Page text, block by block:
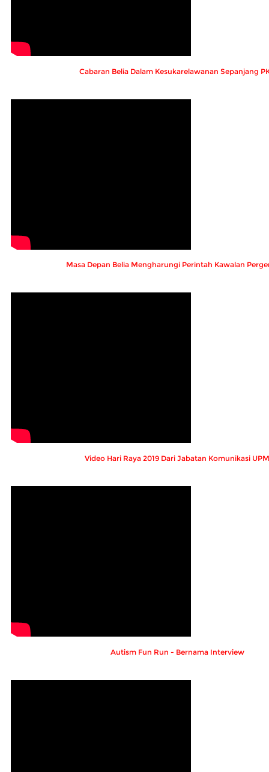
Cabaran Belia Dalam Kesukarelawanan Sepanjang
Masa Depan Belia Mengharungi Perintah Kawalan
Video Hari Raya 2019 Dari Jabatan Komunikasi
Autism Fun Run - Bernama Interview